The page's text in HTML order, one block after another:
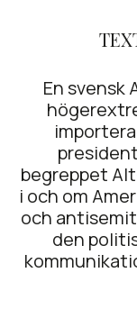
En svensk
begreppet
i och om
och
den